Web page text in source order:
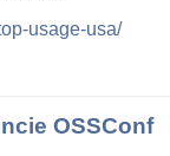
usage-usa/
OSSConf